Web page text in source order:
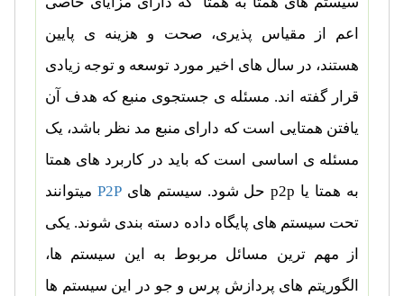
اعم از مقیاس پذیری، صحت و هزینه ی پایین
هستند، در سال های اخیر مورد توسعه و توجه زیادی
قرار گفته اند. مسئله ی جستجوی منبع که هدف آن
یافتن همتایی است که دارای منبع مد نظر باشد، یک
مسئله ی اساسی است که باید در کاربرد های همتا
به همتا یا p2pحل شود. سیستم هایP2P میتوانند
تحت سیستم های پایگاه داده دسته بندی شوند. یکی
از مهم ترین مسائل مربوط به این سیستم ها،
الگوریتم های پردازش پرس و جو در این سیستم ها